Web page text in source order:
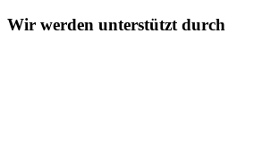
Wir werden unterstützt durch